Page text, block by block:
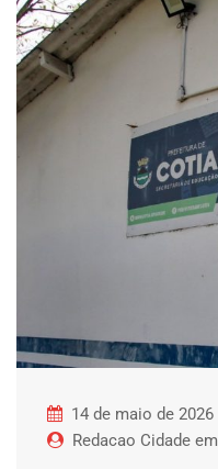
14 de maio de 2026
Redacao Cidade